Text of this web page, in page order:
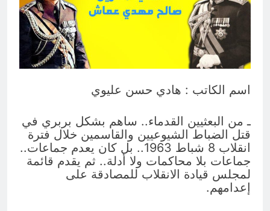
5 ساعات Ago
قويدات مجلس قيادة ثورة الإطار
التسخيتي, من اصحاب الكساء الى
المعصوبين الاثني عشر، حجج اللات
7 ساعات Ago
اسم الكاتب : هادي حسن عليوي
ـ من البعثيين القدماء.. ساهم بشكل بربري في
قتل الضباط الشيوعيين والقاسمين خلال فترة
انقلاب 8 شباط 1963.. بل كان يعدم جماعات..
جماعات بلا محاكمات ولا أدلة.. ثم يقدم قائمة
لمجلس قيادة الانقلاب للمصادقة على
إعدامهم.